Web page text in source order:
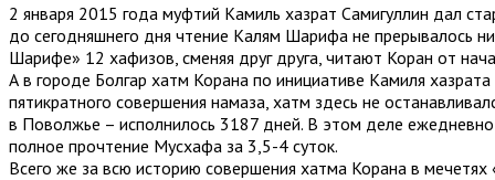
2 января 2015 года муфтий Камиль хазрат Самигуллин дал
до сегодняшнего дня чтение Калям Шарифа не прерывалось
Шарифе» 12 хафизов, сменяя друг друга, читают Коран от
А в городе Болгар хатм Корана по инициативе Камиля
пятикратного совершения намаза, хатм здесь не
в Поволжье – исполнилось 3187 дней. В этом деле
полное прочтение Мусхафа за 3,5-4 суток.
Всего же за всю историю совершения хатма Корана в